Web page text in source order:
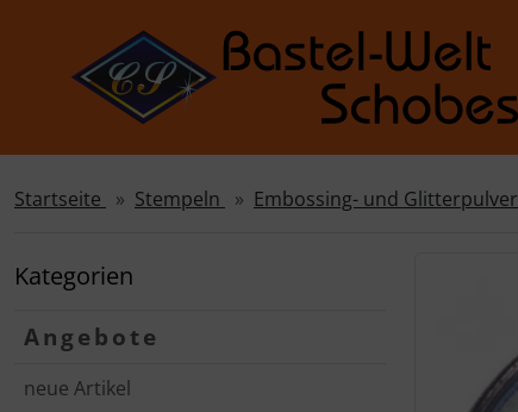
Sprungnavigation
Springe zur Navigation
Springe zum Button für Einstellungen
Springe zu den allgemeinen Informationen
Startseite Stempeln Embossing- und Glitterpulver
Kategorien
Angebote
neue Artikel